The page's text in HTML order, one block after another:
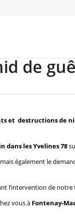
de
et destructions de
dans les Yvelines 78
mais également le
l’intervention de notre
vous à Fontenay-